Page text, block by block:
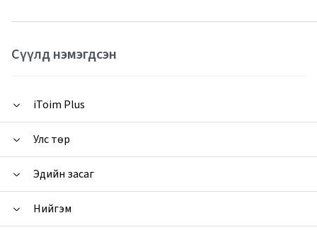
Сүүлд нэмэгдсэн
iToim Plus
Улс төр
Эдийн засаг
Нийгэм